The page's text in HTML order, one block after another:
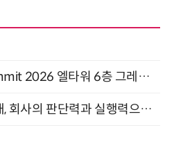
Next AI & Big Data Summit 2026 엘타워 6층 그레이스홀 개최 (9/18)
“문서에 묻힌 지식을 꺼내, 회사의 판단력과 실행력으로 바꾸다” (8/20)